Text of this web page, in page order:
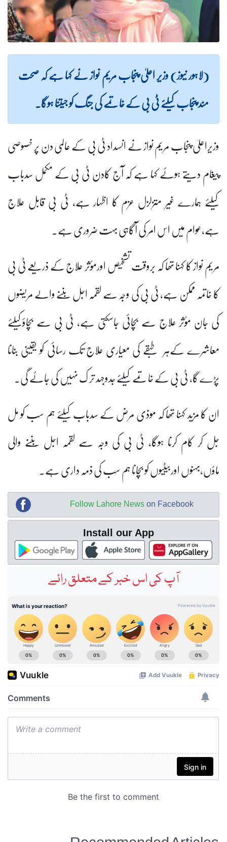
(لاہور نیوز) وزیر اعلیٰ پنجاب مریم نواز نے کہا ہے کہ صحت
مند پنجاب کیلئے ٹی بی کے خاتمے کی جنگ کو جیتنا ہوگا۔
وزیراعلیٰ پنجاب مریم نواز نے انسداد ٹی بی کے عالمی دن پر خصوصی
پیغام دیتے ہوئے کہا ہے کہ آج کادن ٹی بی کے مکمل سدباب
کیلئے ہمارے غیر متزلزل عزم کا اظہار ہے، ٹی بی قابل علاج
ہے،عوام میں اس امر کی آگاہی بہت ضروری ہے۔
مریم نواز کا کہنا تھا کہ بروقت تشخیص اورمؤثر علاج کے ذریعے ٹی بی
کا خاتمہ ممکن ہے، ٹی بی کی وجہ سے لقمہ اجل بننے والے مریضوں
کی جان مؤثر علاج سے بچائی جاسکتی ہے، ٹی بی سے بچاؤکیلئے
معاشرے کےہر طبقے کی معیاری علاج تک رسائی کو یقینی بنانا
پڑے گا، ٹی بی کے خاتمے کیلئے جدوجہد تر ک نہیں کی جائے گی۔
ان کا مزید کہنا تھا کہ موذی مرض کے سدباب کیلئے ہم سب کو مل
جل کر کام کرنا ہوگا، ٹی بی کی وجہ سے لقمہ اجل بننے والی
ماؤں،بہنوں اوربیٹیوں کو بچانا ہم سب کی ذمہ داری ہے۔
Follow Lahore News on Facebook
Install our App
آپ کی اس خبر کے متعلق رائے